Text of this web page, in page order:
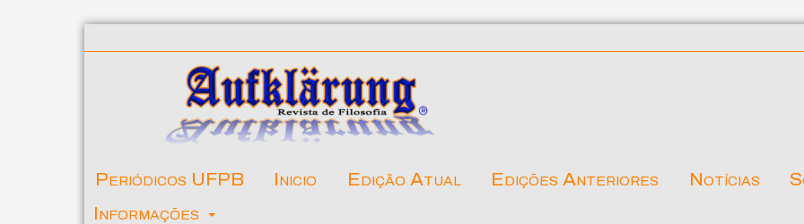
Periódicos UFPB Inicio Edição Atual Edições Anteriores Notícias
Informações